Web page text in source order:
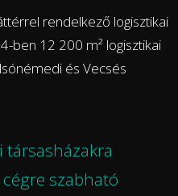
rendelkező logisztikai
ben 12 200 m² logisztikai
és Vecsés
társasházakra
szabható